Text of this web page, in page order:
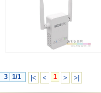
3 1/1 |< < 1 > >|